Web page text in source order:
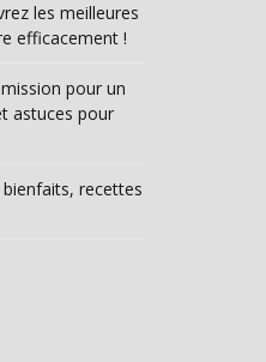
les meilleures
efficacement !
pour un
astuces pour
recettes